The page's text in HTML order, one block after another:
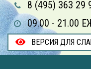
8 (495) 363 29
09.00 - 21.00
ВЕРСИЯ ДЛЯ